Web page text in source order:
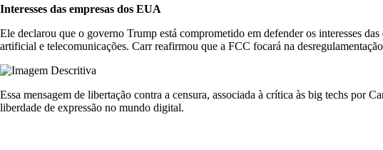
Interesses das empresas dos EUA
Ele declarou que o governo Trump está comprometido em defender os interesses
artificial e telecomunicações. Carr reafirmou que a FCC focará na
Essa mensagem de libertação contra a censura, associada à crítica às big techs por
liberdade de expressão no mundo digital.